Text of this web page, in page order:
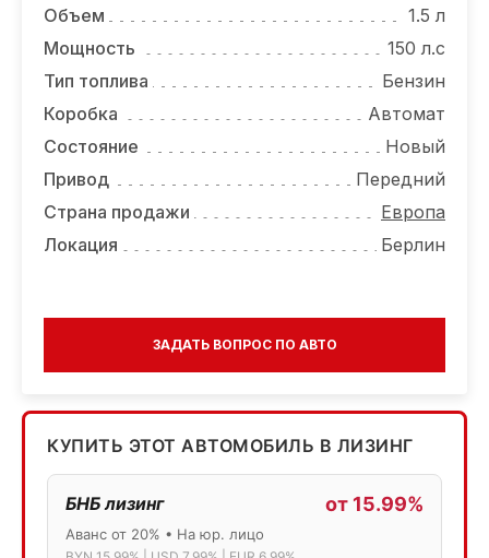
Объем
1.5 л
Мощность
150 л.с
Тип топлива
Бензин
Коробка
Автомат
Состояние
Новый
Привод
Передний
Страна продажи
Европа
Локация
Берлин
ЗАДАТЬ ВОПРОС ПО АВТО
КУПИТЬ ЭТОТ АВТОМОБИЛЬ В ЛИЗИНГ
БНБ лизинг от 15.99%
Аванс от 20% • На юр. лицо